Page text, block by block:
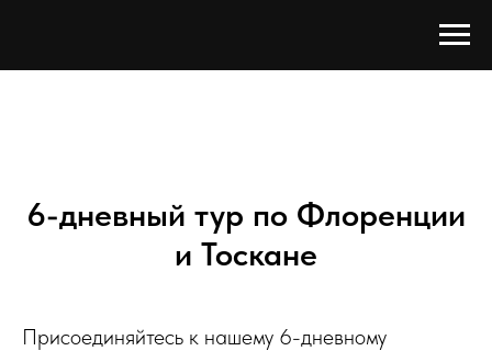
6-дневный тур по Флоренции
и Тоскане
Присоединяйтесь к нашему 6-дневному